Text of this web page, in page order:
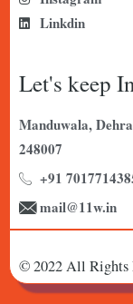
Linkdin
Let's keep
Manduwala,
248007
+91
mail@11w.in
© 2022 All Rights